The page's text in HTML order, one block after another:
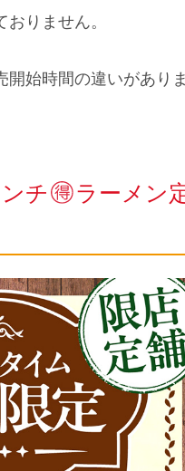
りません。
開始時間の違いがあり
チ
ラーメン